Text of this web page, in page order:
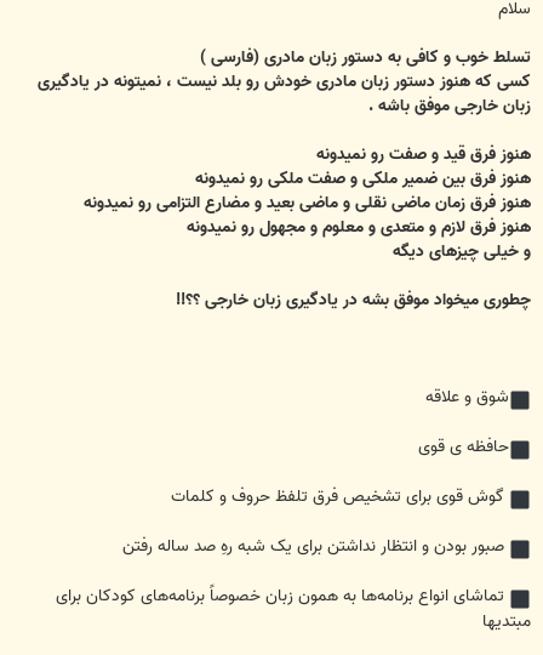
ت
سلام
تسلط خوب‌ و کافی به دستور زبان مادری (فارسی )
کسی که هنوز دستور زبان مادری خودش رو بلد نیست ، نمیتونه در یادگیری
زبان خارجی موفق باشه .
هنوز فرق قید و صفت رو نمیدونه
هنوز فرق بین ضمیر ملکی و صفت ملکی رو نمیدونه
هنوز فرق زمان ماضی نقلی و ماضی بعید و مضارع التزامی رو نمیدونه
هنوز فرق لازم و متعدی و معلوم و مجهول رو نمیدونه
و خیلی چیزهای دیگه
چطوری میخواد موفق بشه در یادگیری زبان خارجی ؟؟!!
شوق و علاقه
حافظه ی قوی
گوش قوی برای تشخیص فرق تلفظ حروف و کلمات
صبور بودن و انتظار نداشتن برای یک شبه رهِ صد ساله رفتن
تماشای انواع برنامه‌ها به همون زبان خصوصاً برنامه‌های کودکان برای
مبتدیها